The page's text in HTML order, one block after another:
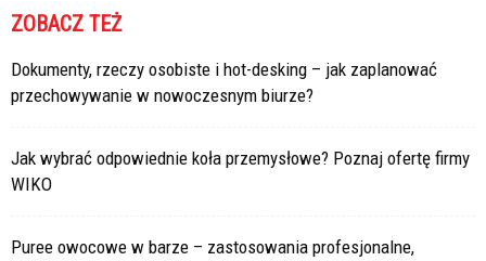
ZOBACZ TEŻ
Dokumenty, rzeczy osobiste i hot-desking – jak zaplanować
przechowywanie w nowoczesnym biurze?
Jak wybrać odpowiednie koła przemysłowe? Poznaj ofertę firmy
WIKO
Puree owocowe w barze – zastosowania profesjonalne,